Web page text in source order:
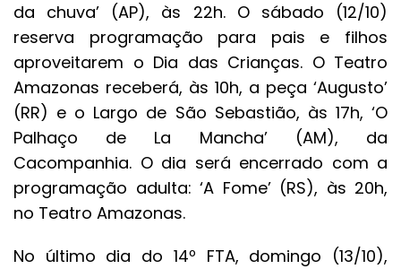
da chuva’ (AP), às 22h. O sábado (12/10)
reserva programação para pais e filhos
aproveitarem o Dia das Crianças. O Teatro
Amazonas receberá, às 10h, a peça ‘Augusto’
(RR) e o Largo de São Sebastião, às 17h, ‘O
Palhaço de La Mancha’ (AM), da
Cacompanhia. O dia será encerrado com a
programação adulta: ‘A Fome’ (RS), às 20h,
no Teatro Amazonas.
No último dia do 14º FTA, domingo (13/10),